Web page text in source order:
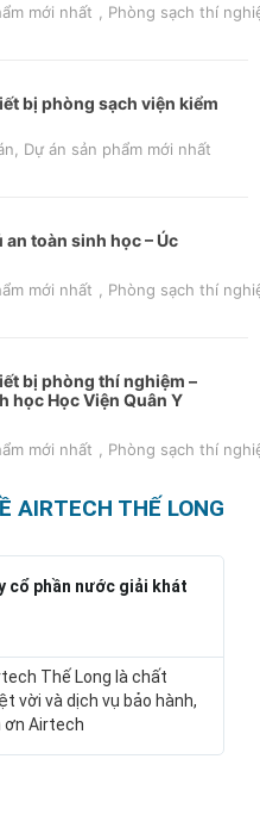
mới nhất Phòng sạch thí
bị phòng sạch viện kiểm
Dự án sản phẩm mới nhất
an toàn sinh học – Úc
mới nhất Phòng sạch thí
bị phòng thí nghiệm –
học Học Viện Quân Y
mới nhất Phòng sạch thí
AIRTECH THẾ LONG
cổ phần nước giải khát
Thế Long là chất
vời và dịch vụ bảo hành,
ơn Airtech